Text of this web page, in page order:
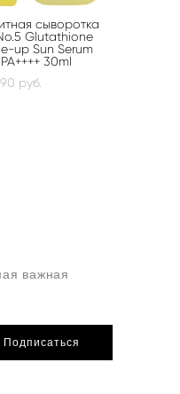
сыворотка
Glutathione
up Sun Serum
30ml
pуб.
важная
Подписаться